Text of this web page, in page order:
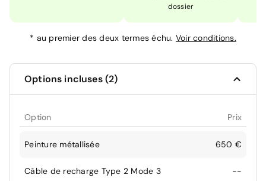
dossier
* au premier des deux termes échu. Voir conditions.
Options incluses (2)
Option Prix
Peinture métallisée 650 €
Câble de recharge Type 2 Mode 3 --